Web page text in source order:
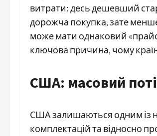
витрати: десь дешевший
дорожча покупка, зате
може мати однаковий «прайс
ключова причина, чому
США: масовий
США залишаються одним із
комплектацій та відносно